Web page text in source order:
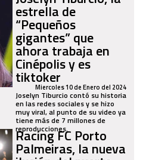
estrella de
“Pequeños
gigantes” que
ahora trabaja en
Cinépolis y es
tiktoker
Miercoles 10 de Enero del 2024
Joselyn Tiburcio contó su historia
en las redes sociales y se hizo
muy viral, al punto de su video ya
tiene más de 7 millones de
reproducciones.
Racing FC Porto
Palmeiras, la nueva